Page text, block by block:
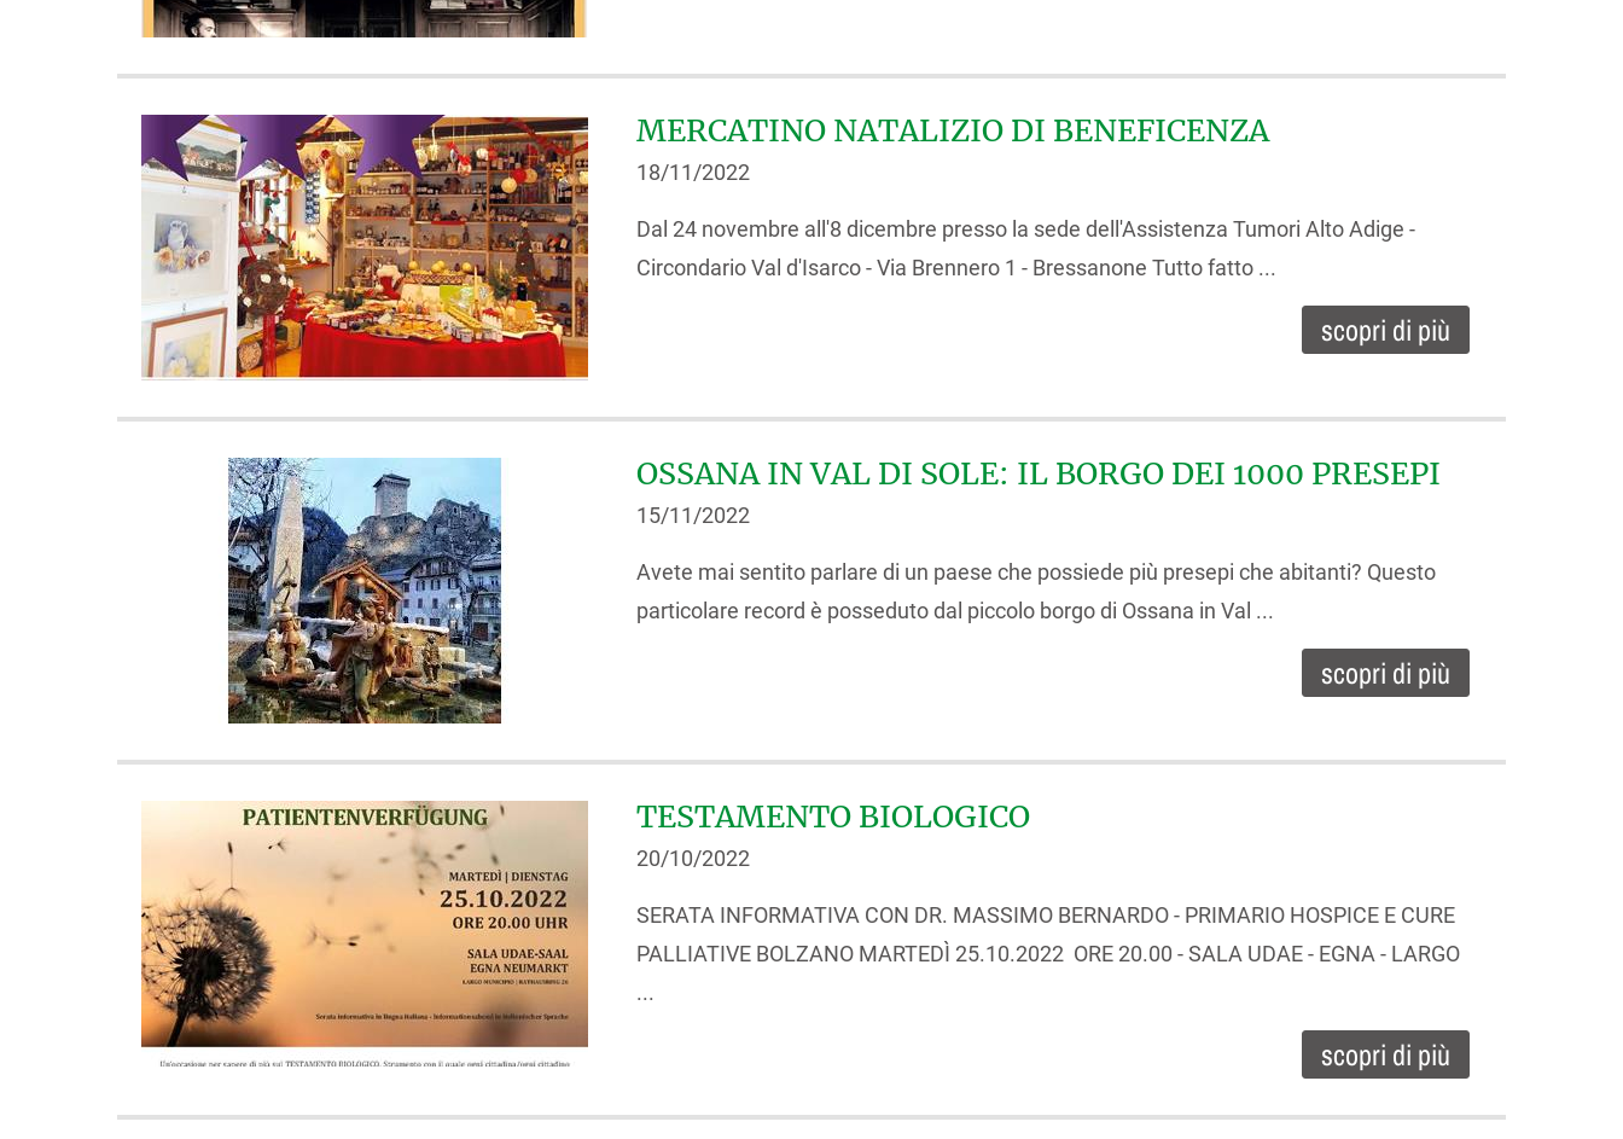
MERCATINO NATALIZIO DI BENEFICENZA
18/11/2022
Dal 24 novembre all'8 dicembre presso la sede dell'Assistenza Tumori Alto Adige -
Circondario Val d'Isarco - Via Brennero 1 - Bressanone Tutto fatto ...
scopri di più
OSSANA IN VAL DI SOLE: IL BORGO DEI 1000 PRESEPI
15/11/2022
Avete mai sentito parlare di un paese che possiede più presepi che abitanti? Questo
particolare record è posseduto dal piccolo borgo di Ossana in Val ...
scopri di più
TESTAMENTO BIOLOGICO
20/10/2022
SERATA INFORMATIVA CON DR. MASSIMO BERNARDO - PRIMARIO HOSPICE E CURE
PALLIATIVE BOLZANO MARTEDÌ 25.10.2022 ORE 20.00 - SALA UDAE - EGNA - LARGO
...
scopri di più